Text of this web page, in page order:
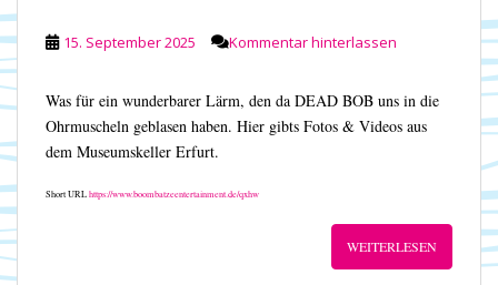
15. September 2025 Kommentar hinterlassen
Was für ein wunderbarer Lärm, den da DEAD BOB uns in die
Ohrmuscheln geblasen haben. Hier gibts Fotos & Videos aus
dem Museumskeller Erfurt.
Short URLhttps://www.boombatzeentertainment.de/qxhw
WEITERLESEN